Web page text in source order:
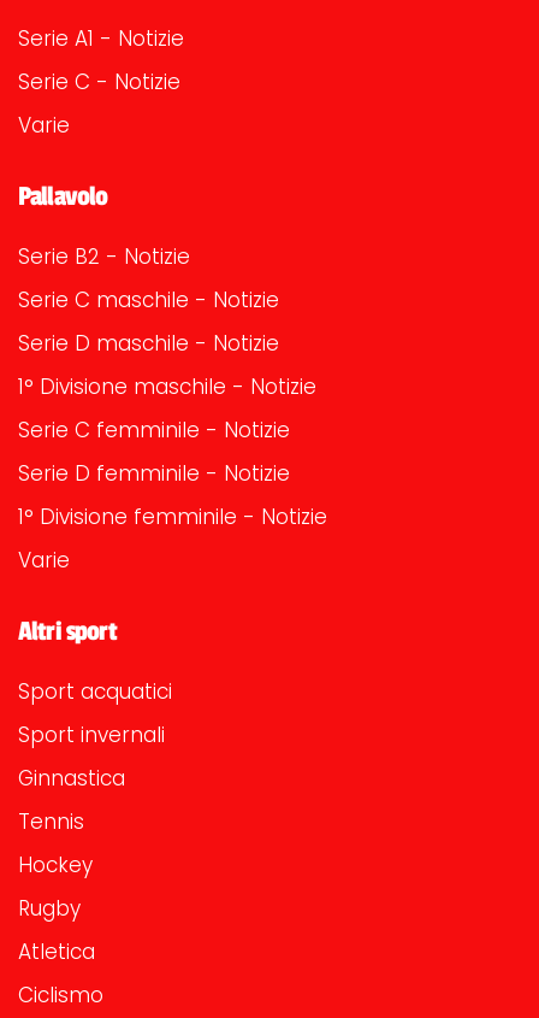
Serie A1 - Notizie
Serie C - Notizie
Varie
Pallavolo
Serie B2 - Notizie
Serie C maschile - Notizie
Serie D maschile - Notizie
1° Divisione maschile - Notizie
Serie C femminile - Notizie
Serie D femminile - Notizie
1° Divisione femminile - Notizie
Varie
Altri sport
Sport acquatici
Sport invernali
Ginnastica
Tennis
Hockey
Rugby
Atletica
Ciclismo